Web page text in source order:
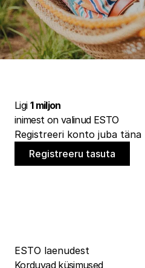
Ligi 1 miljon
inimest on valinud ESTO
Registreeri konto juba täna
Registreeru tasuta
ESTO laenudest
Korduvad küsimused